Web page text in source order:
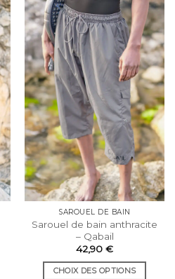
plusieurs
variations.
Les
options
peuvent
être
choisies
sur
la
page
du
produit
SAROUEL DE BAIN
Sarouel de bain anthracite
– Qabail
42,90 €
CHOIX DES OPTIONS